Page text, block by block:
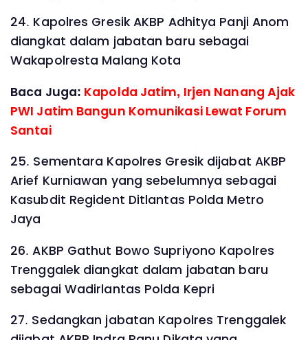
24. Kapolres Gresik AKBP Adhitya Panji Anom
diangkat dalam jabatan baru sebagai
Wakapolresta Malang Kota
Baca Juga: Kapolda Jatim, Irjen Nanang Ajak
PWI Jatim Bangun Komunikasi Lewat Forum
Santai
25. Sementara Kapolres Gresik dijabat AKBP
Arief Kurniawan yang sebelumnya sebagai
Kasubdit Regident Ditlantas Polda Metro
Jaya
26. AKBP Gathut Bowo Supriyono Kapolres
Trenggalek diangkat dalam jabatan baru
sebagai Wadirlantas Polda Kepri
27. Sedangkan jabatan Kapolres Trenggalek